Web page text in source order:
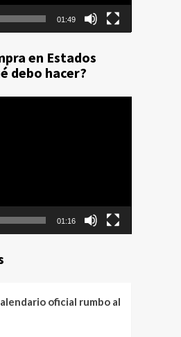
01:49
en Estados
debo hacer?
01:16
oficial rumbo al